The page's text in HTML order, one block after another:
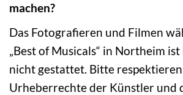
machen?
Das Fotografieren und Filmen
„Best of Musicals“ in Northeim
nicht gestattet. Bitte respektieren
Urheberrechte der Künstler und